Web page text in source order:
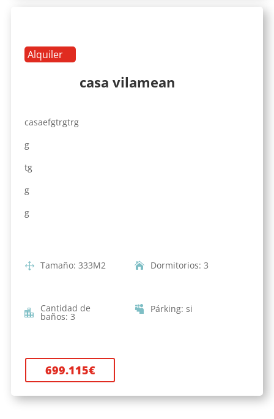
Alquiler
casa vilamean
casaefgtrgtrg
g
tg
g
g
Tamaño: 333M2 Dormitorios: 3
Cantidad de
baños: 3
Párking: si
699.115€